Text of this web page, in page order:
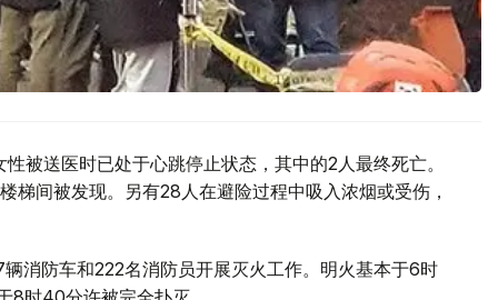
被送医时已处于心跳停止状态，其中的2人最终死亡。
梯间被发现。另有28人在避险过程中吸入浓烟或受伤，
消防车和222名消防员开展灭火工作。明火基本于6时